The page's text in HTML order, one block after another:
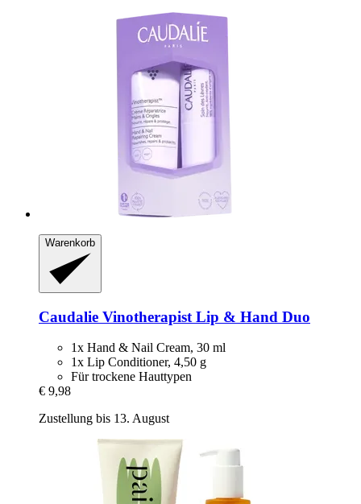
Warenkorb
Caudalie Vinotherapist Lip & Hand Duo
1x Hand & Nail Cream, 30 ml
1x Lip Conditioner, 4,50 g
Für trockene Hauttypen
€ 9,98
Zustellung bis 13. August